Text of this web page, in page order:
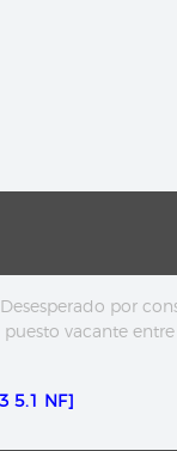
Desesperado por
vacante
5.1 NF]